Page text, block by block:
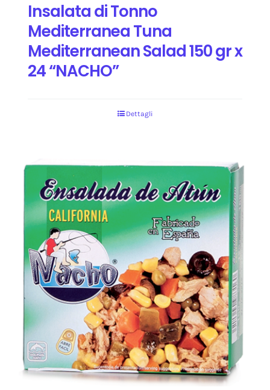
Insalata di Tonno
Mediterranea Tuna
Mediterranean Salad 150 gr x
24 “NACHO”
Dettagli